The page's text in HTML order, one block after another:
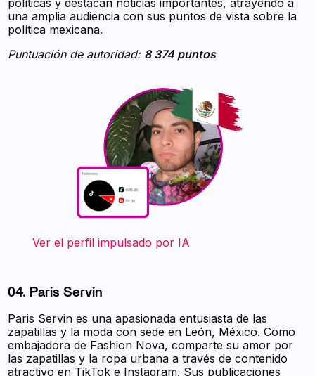
una amplia audiencia con sus puntos de vista sobre la
política mexicana.
Puntuación de autoridad: 8 374 puntos
‍ ‍ ‍ ‍ ‍ ‍ ‍ Ver el perfil impulsado por IA
04. Paris Servin
Paris Servin es una apasionada entusiasta de las
zapatillas y la moda con sede en León, México. Como
embajadora de Fashion Nova, comparte su amor por
las zapatillas y la ropa urbana a través de contenido
atractivo en TikTok e Instagram. Sus publicaciones